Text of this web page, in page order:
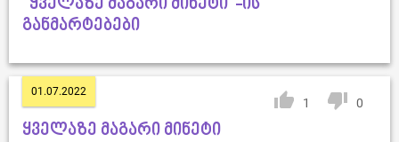
"ყველაზე მაგარი მინეტი"-ის
განმარტებები
01.07.2022
1 0
ყველაზე მაგარი მინეტი